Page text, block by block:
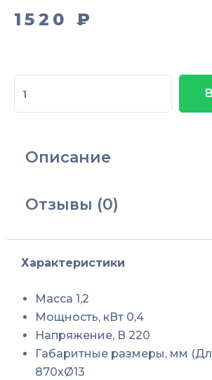
1520 ₽
товара
ТЭН
С-13/0,4
S220
штуцером)
Люберцы
Описание
Отзывы (0)
Характеристики
Масса 1,2
Мощность, кВт 0,4
Напряжение, В 220
Габаритные размеры, мм
870хØ13